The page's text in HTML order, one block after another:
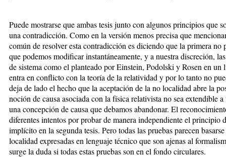
Puede mostrarse que ambas tesis junto con algunos principios que
una contradicción. Como en la versión menos precisa que
común de resolver esta contradicción es diciendo que la primera
que podemos modificar instantáneamente, y a nuestra discreción,
de sistema como el planteado por Einstein, Podolski y Rosen en un
entra en conflicto con la teoría de la relatividad y por lo tanto no
deja de lado el hecho que la aceptación de la no localidad abre la
noción de causa asociada con la física relativista no sea extendible
una concepción de causa que debamos abandonar. El
diferentes intentos por probar de manera independiente el principio
implícito en la segunda tesis. Pero todas las pruebas parecen
localidad expresadas en lenguaje técnico que son ajenas al
surge la duda si todas estas pruebas son en el fondo circulares.